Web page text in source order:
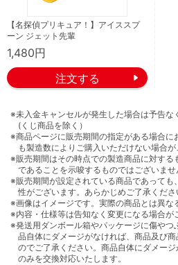
【名探偵プリキュア！】アイススプ
ーン ジェット先輩
1,480円
※未入金キャンセルが発生した場合は予告な
(くじ商品を除く）
※商品ページに販売期間の指定がある場合に
も製造数によりご購入いただけない場合が
※販売期間はその時点での製造商品に対する
であることを示唆するものではございませ
※販売期間が設定されている商品であっても
性がございます。あらかじめご了承くださ
※画像はイメージです。実際の商品とは異な
※内容・仕様等は告知なく変更になる場合が
※発送用ダンボール箱やパッケージに傷やつ
品自体にダメージがなければ、商品及び
のでご了承ください。商品自体にダメー
のみを交換対応いたします。